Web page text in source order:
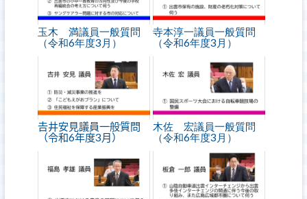
玉木 満議員一般質問
（令和6年度3月）
寺本淳一議員一般質問
（令和6年度3月）
𠮷井安見議員一般質問
（令和6年度3月）
木佐 宏議員一般質問
（令和6年度3月）